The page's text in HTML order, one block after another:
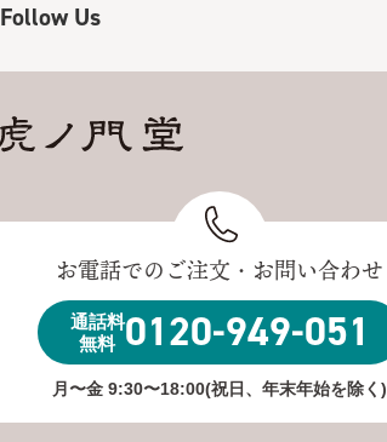
Follow Us
お電話でのご注文・お問い合わせ
通話料
無料 0120-949-051
月〜金 9:30〜18:00(祝日、年末年始を除く)